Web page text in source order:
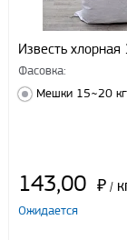
Известь хлорная
Фасовка:
Мешки 15~20 кг
143,00 ₽ /
Ожидается